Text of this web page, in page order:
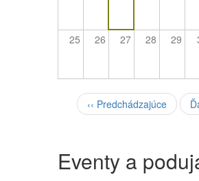
25 26 27 28 29
Pagination
‹‹ Predchádzajúce
Eventy a